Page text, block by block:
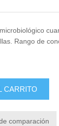
Rango de
CARRITO
comparación